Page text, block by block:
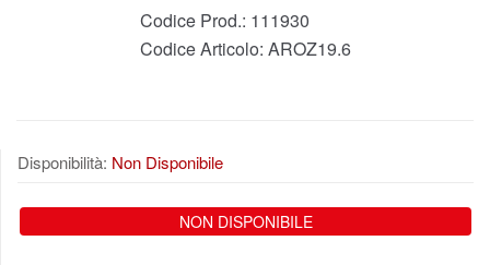
Codice Prod.: 111930
Codice Articolo: AROZ19.6
Disponibilità: Non Disponibile
NON DISPONIBILE